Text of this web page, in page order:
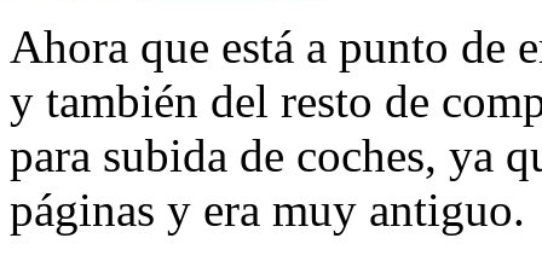
Ahora que está a punto de
y también del resto de
para subida de coches, ya
páginas y era muy antiguo.